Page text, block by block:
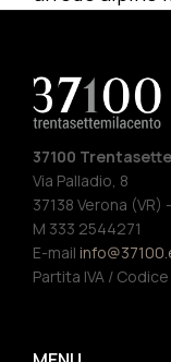
37100
Via Palladio, 8
37138 Verona (VR)
M 333 2544271
E-mail
Partita IVA /